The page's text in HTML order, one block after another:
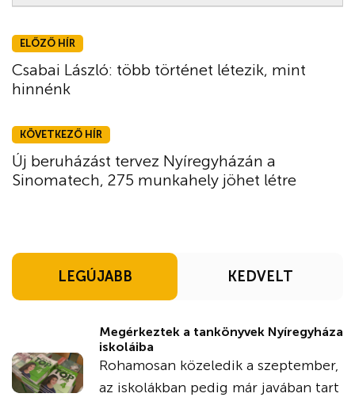
ELŐZŐ HÍR
Csabai László: több történet létezik, mint
hinnénk
KÖVETKEZŐ HÍR
Új beruházást tervez Nyíregyházán a
Sinomatech, 275 munkahely jöhet létre
LEGÚJABB KEDVELT
Megérkeztek a tankönyvek Nyíregyháza
iskoláiba
Rohamosan közeledik a szeptember,
az iskolákban pedig már javában tart